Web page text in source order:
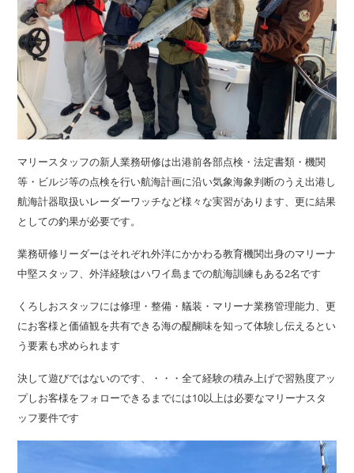
マリースタッフの新人業務研修は出港前各部点検・法定書類・機関
等・ビルジ等の点検を行い航海計画に沿い気象海象判断のうえ出港し
航海計器取扱いレーダーワッチなど様々な実習があります、更に結果
としての釣果が必要です。
業務研修リーダーはそれぞれ外洋にかかわる教育機関出身のマリーナ
中堅スタッフ、外洋経験はハワイ島までの航海訓練もある2名です
くろしおスタッフには修理・整備・艤装・マリーナ業務管理能力、更
にお客様と価値観を共有できる海の醍醐味を知って体験し伝えるとい
う要素も求められます
決して遊びではないのです、・・・全て経験の積み上げで習熟度アッ
プしお客様をフォローできるまでには10以上は必要なマリーナスタ
ッフ要件です